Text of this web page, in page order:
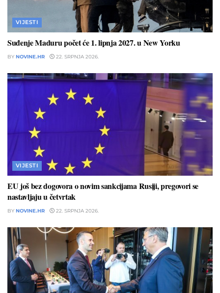
VIJESTI
Suđenje Maduru počet će 1. lipnja 2027. u New Yorku
BY NOVINE.HR 22. SRPNJA 2026.
VIJESTI
EU još bez dogovora o novim sankcijama Rusiji, pregovori se
nastavljaju u četvrtak
BY NOVINE.HR 22. SRPNJA 2026.